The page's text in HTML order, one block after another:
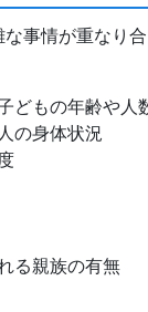
事情が重なり合
どもの年齢や人
の身体状況
る親族の有無